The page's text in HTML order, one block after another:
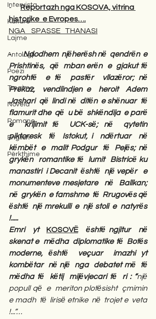
Intervista
Kulturë
Lajme
Antologji
Poezi
Tregime
Novela
Romane
English
Përkthime
- Reportazh nga KOSOVA, vitrina
historike  e Evropes….
NGA    SPASSE   THANASI
- Ndodhem  njёherёsh nё  qendrёn  e
Prishtinёs,  qё  mban erёn  e  gjakut tё
ngrohtё  e tё  pastёr  vllazёror; nё
Prekaz,  vendlindjen e  heroit  Adem
Jashari  qё  lindi nё  ditёn  e shёnuar  tё
flamurit dhe  qё  u bё  shkёndija  e parё
e  krijimit tё  UCK-sё; nё  qytetin
piktoresk  tё  Istokut, i  ndёrtuar  nё
kёmbёt  e  malit Podgur  tё  Pejёs; nё
grykёn  romantike tё  lumit  Bistricё ku
manastiri  i Decanit  ёshtё  njё vepёr   e
monumenteve mesjetare  nё  Ballkan;
nё  grykёn  e famshme  tё  Rrugovёs qё
ёshtё  njё mrekulli  e  njё stoli  e  natyrёs
!.....
Emri  yt KOSOVË
  ёshtё ngjitur  nё
skenat e  mёdha  diplomatike tё  Botёs
moderne, ёshtё  veçuar  imazhi yt
kombёtar  nё njё  nga  debatet mё  tё
mёdha tё  kёtij  mijёvjecari tё  ri : “njё
popull qё  e  meriton plotёsisht  çmimin
e madh  tё  lirisё etnike  nё  trojet e  veta
!...”…